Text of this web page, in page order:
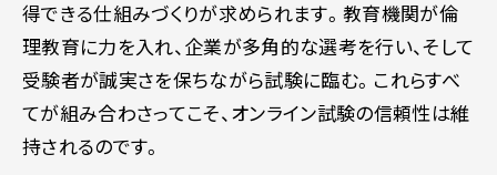
得できる仕組みづくりが求められます。教育機関が倫
理教育に力を入れ、企業が多角的な選考を行い、そして
受験者が誠実さを保ちながら試験に臨む。これらすべ
てが組み合わさってこそ、オンライン試験の信頼性は維
持されるのです。